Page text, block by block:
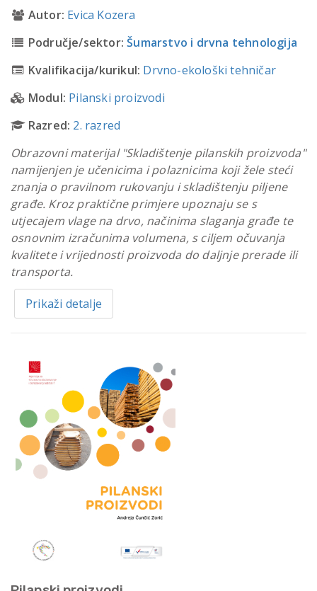
Autor: Evica Kozera
Područje/sektor: Šumarstvo i drvna tehnologija
Kvalifikacija/kurikul: Drvno-ekološki tehničar
Modul: Pilanski proizvodi
Razred: 2. razred
Obrazovni materijal "Skladištenje pilanskih proizvoda"
namijenjen je učenicima i polaznicima koji žele steći
znanja o pravilnom rukovanju i skladištenju piljene
građe. Kroz praktične primjere upoznaju se s
utjecajem vlage na drvo, načinima slaganja građe te
osnovnim izračunima volumena, s ciljem očuvanja
kvalitete i vrijednosti proizvoda do daljnje prerade ili
transporta.
Prikaži detalje